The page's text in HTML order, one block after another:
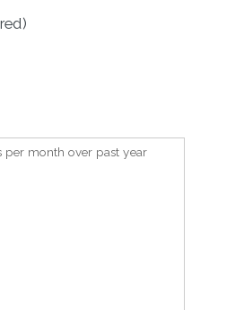
per month over past year